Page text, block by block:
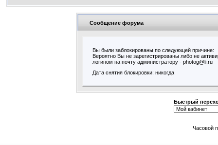
Сообщение форума
Вы были заблокированы по следующей причине:
Вероятно Вы не зарегистрированы либо не
логином на почту администратору - photog@li.ru
Дата снятия блокировки: никогда
Быстрый
Часовой